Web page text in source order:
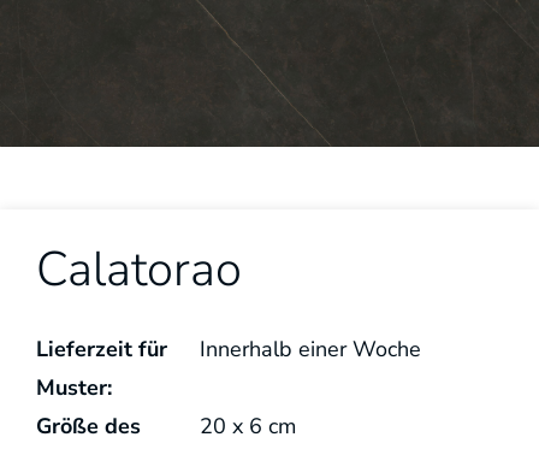
Calatorao
Lieferzeit für
Muster:
Innerhalb einer Woche
Größe des
20 x6 cm